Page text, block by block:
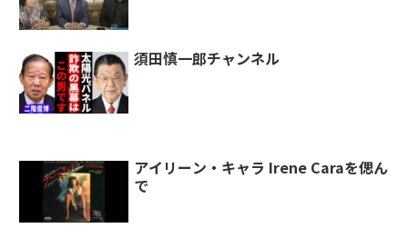
須田慎一郎チャンネル
アイリーン・キャラ Irene Caraを偲ん
で